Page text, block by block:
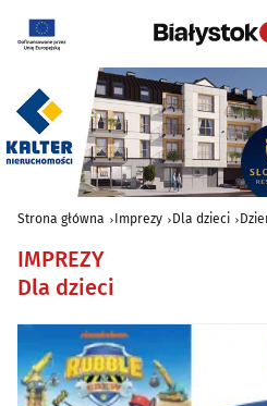
Strona główna Imprezy Dla dzieci
IMPREZY
Dla dzieci